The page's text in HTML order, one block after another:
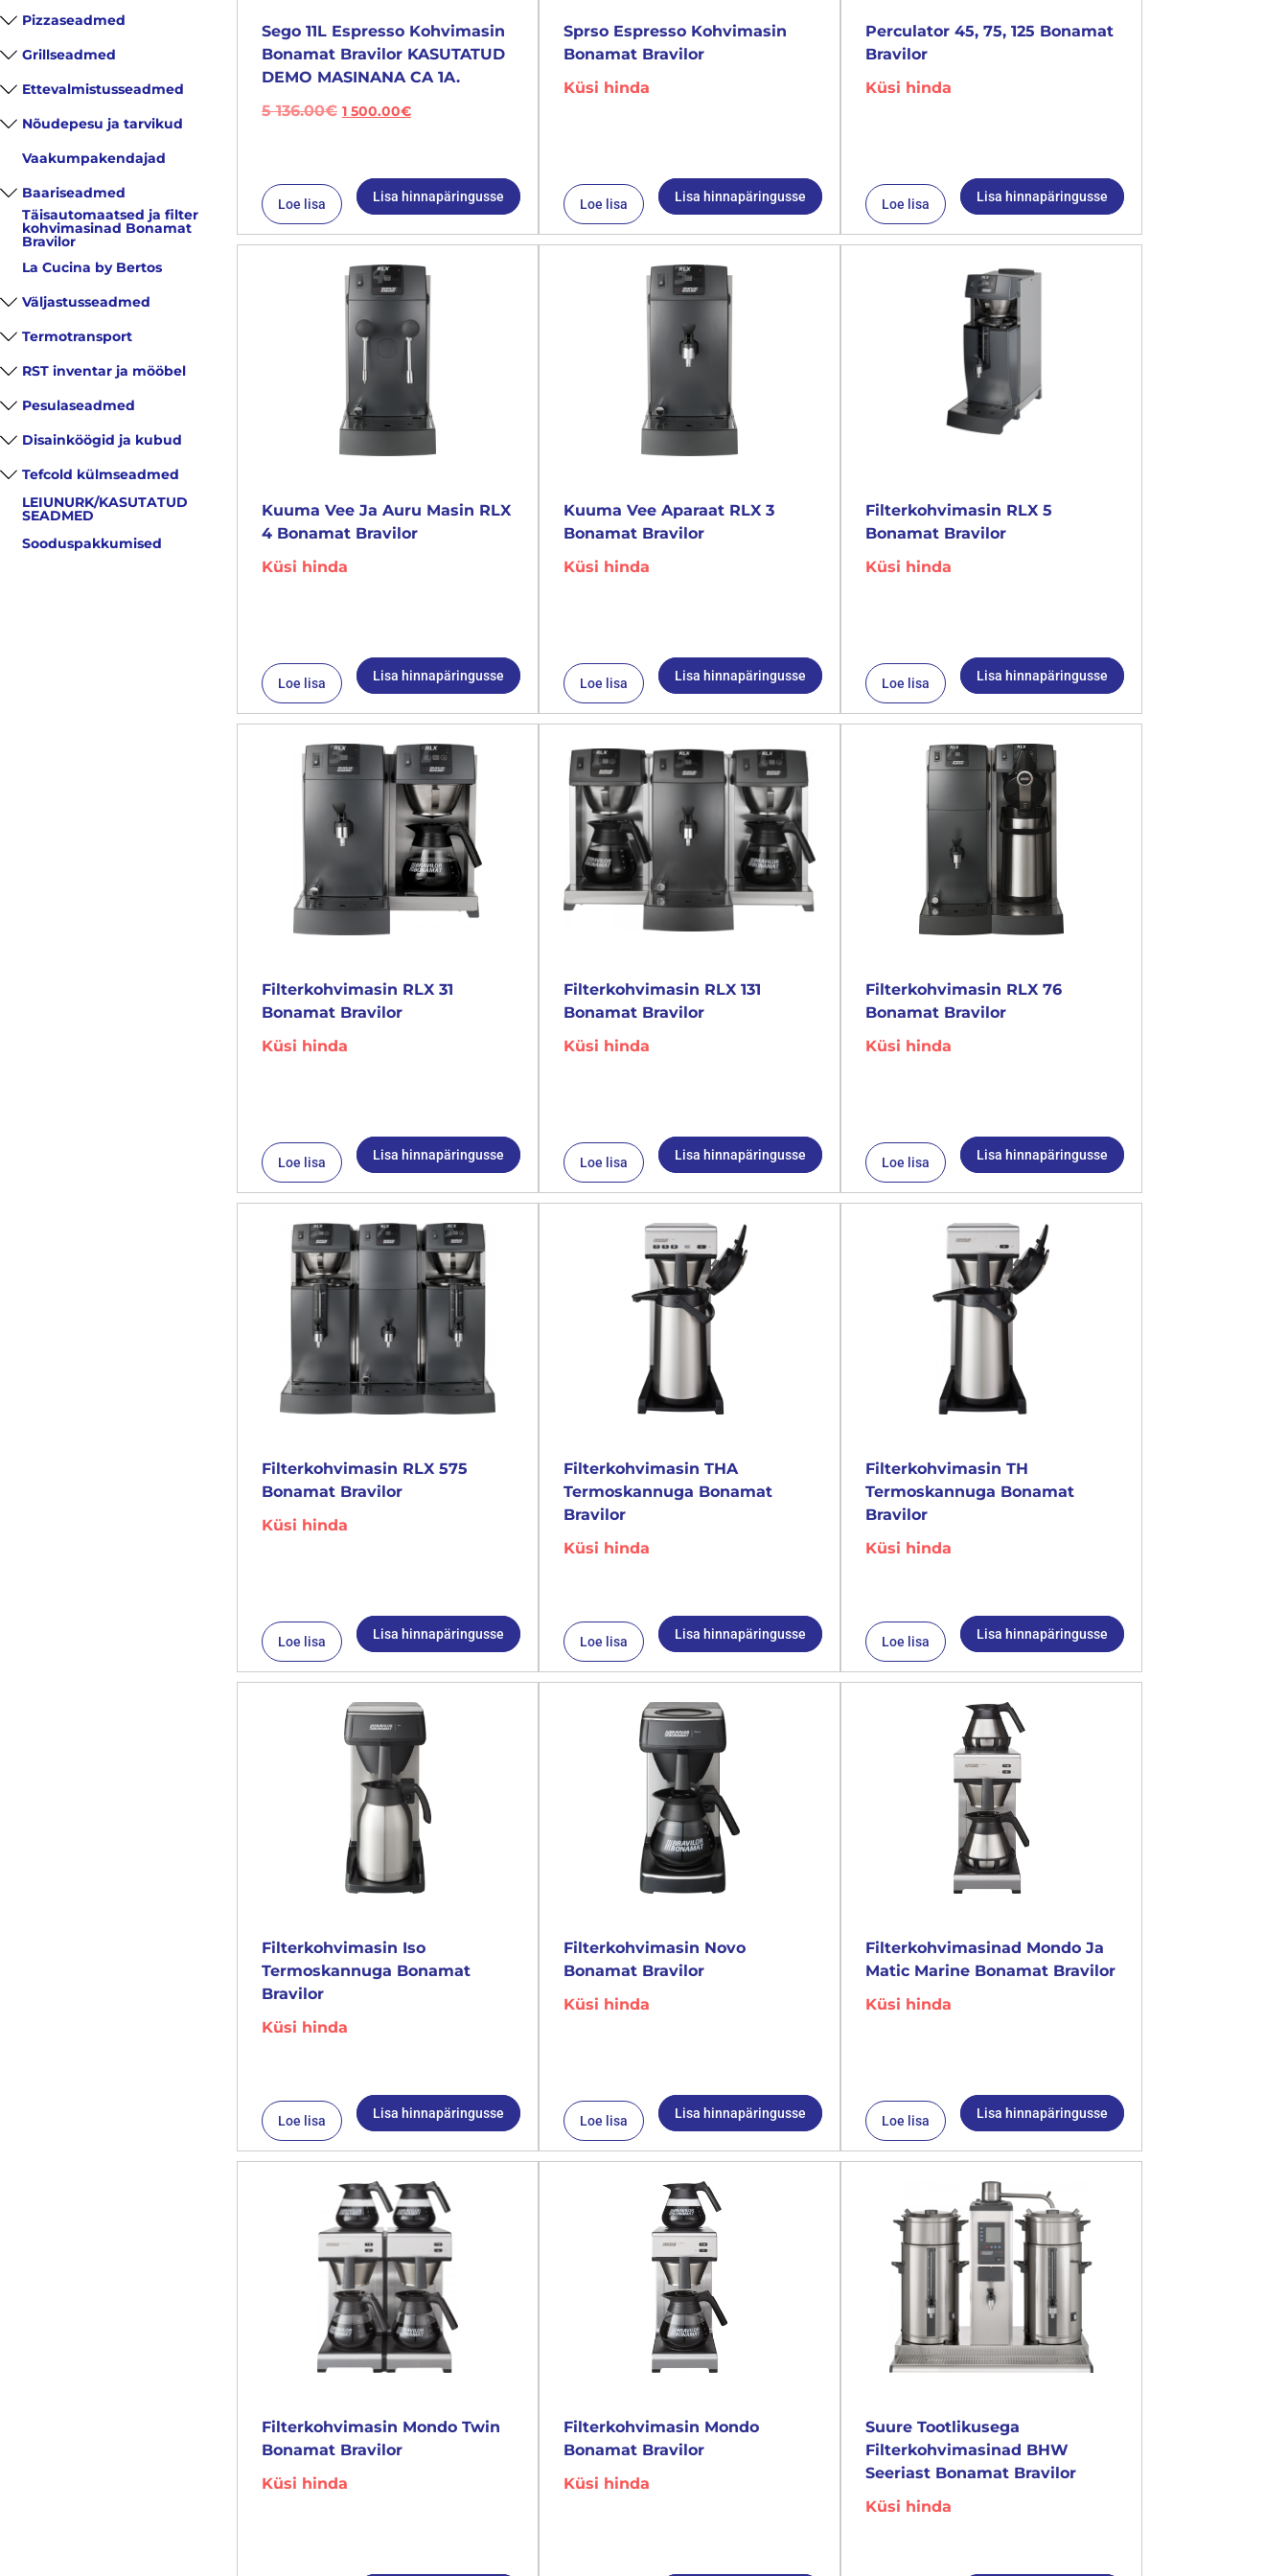
Pizzaseadmed
Grillseadmed
Ettevalmistusseadmed
Nõudepesu ja tarvikud
Vaakumpakendajad
Baariseadmed
Täisautomaatsed ja filter
kohvimasinad Bonamat
Bravilor
La Cucina by Bertos
Väljastusseadmed
Termotransport
RST inventar ja mööbel
Pesulaseadmed
Disainköögid ja kubud
Tefcold külmseadmed
LEIUNURK/KASUTATUD
SEADMED
Sooduspakkumised
Sego 11L Espresso Kohvimasin
Bonamat Bravilor KASUTATUD
DEMO MASINANA CA 1A.
5 136.00€ 1 500.00€
Loe lisa Lisa hinnapäringusse
Sprso Espresso Kohvimasin
Bonamat Bravilor
Küsi hinda
Loe lisa Lisa hinnapäringusse
Perculator 45, 75, 125 Bonamat
Bravilor
Küsi hinda
Loe lisa Lisa hinnapäringusse
Kuuma Vee Ja Auru Masin RLX
4 Bonamat Bravilor
Küsi hinda
Loe lisa Lisa hinnapäringusse
Kuuma Vee Aparaat RLX 3
Bonamat Bravilor
Küsi hinda
Loe lisa Lisa hinnapäringusse
Filterkohvimasin RLX 5
Bonamat Bravilor
Küsi hinda
Loe lisa Lisa hinnapäringusse
Filterkohvimasin RLX 31
Bonamat Bravilor
Küsi hinda
Loe lisa Lisa hinnapäringusse
Filterkohvimasin RLX 131
Bonamat Bravilor
Küsi hinda
Loe lisa Lisa hinnapäringusse
Filterkohvimasin RLX 76
Bonamat Bravilor
Küsi hinda
Loe lisa Lisa hinnapäringusse
Filterkohvimasin RLX 575
Bonamat Bravilor
Küsi hinda
Loe lisa Lisa hinnapäringusse
Filterkohvimasin THA
Termoskannuga Bonamat
Bravilor
Küsi hinda
Loe lisa Lisa hinnapäringusse
Filterkohvimasin TH
Termoskannuga Bonamat
Bravilor
Küsi hinda
Loe lisa Lisa hinnapäringusse
Filterkohvimasin Iso
Termoskannuga Bonamat
Bravilor
Küsi hinda
Loe lisa Lisa hinnapäringusse
Filterkohvimasin Novo
Bonamat Bravilor
Küsi hinda
Loe lisa Lisa hinnapäringusse
Filterkohvimasinad Mondo Ja
Matic Marine Bonamat Bravilor
Küsi hinda
Loe lisa Lisa hinnapäringusse
Filterkohvimasin Mondo Twin
Bonamat Bravilor
Küsi hinda
Filterkohvimasin Mondo
Bonamat Bravilor
Küsi hinda
Suure Tootlikusega
Filterkohvimasinad BHW
Seeriast Bonamat Bravilor
Küsi hinda